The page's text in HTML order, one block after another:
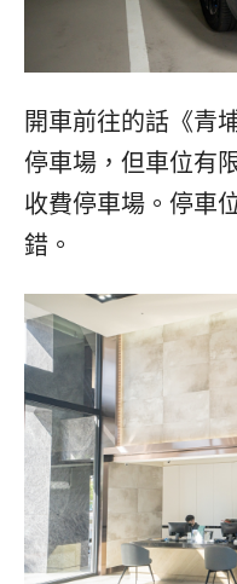
開車前往的話 《青
停車場，但車位有
收費停車場。停車
錯。